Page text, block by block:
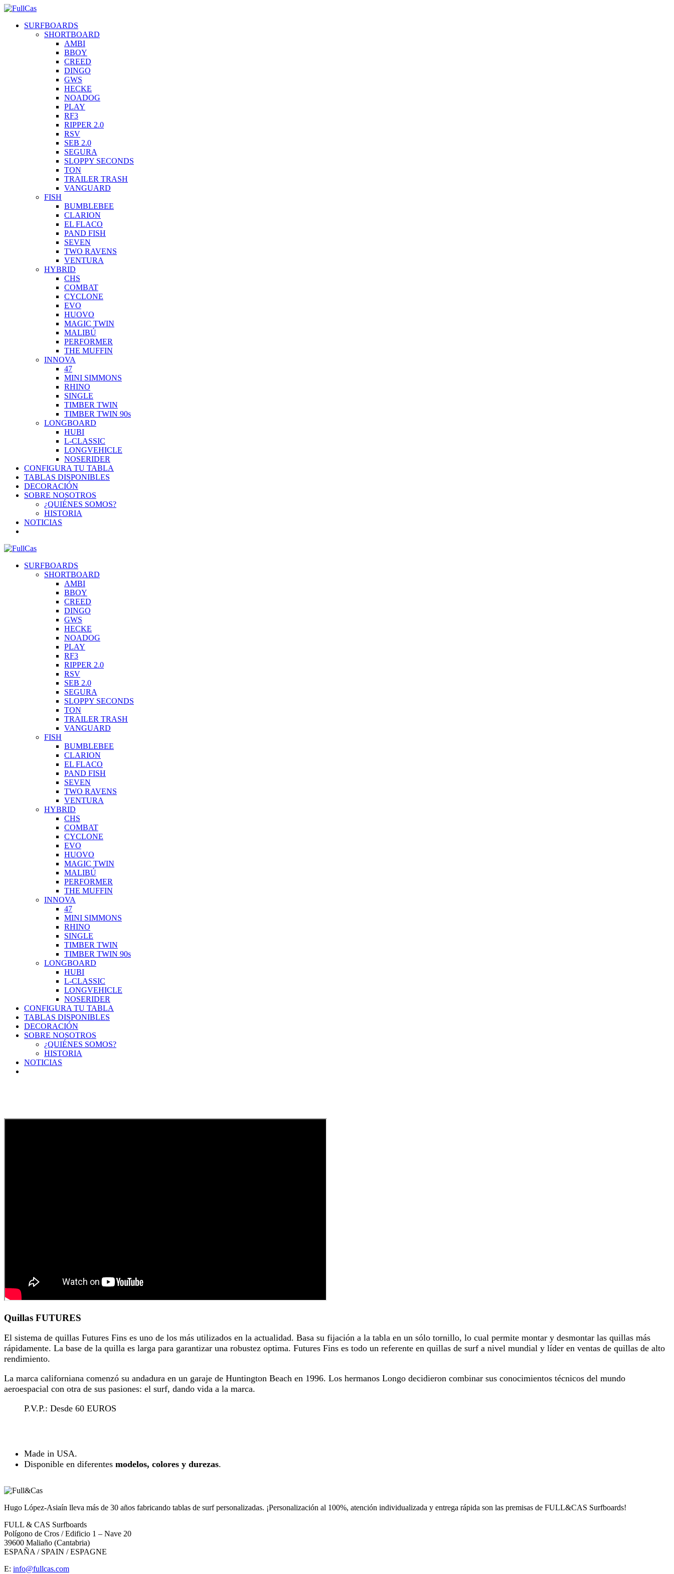
SURFBOARDS
SHORTBOARD
AMBI
BBOY
CREED
DINGO
GWS
HECKE
NOADOG
PLAY
RF3
RIPPER 2.0
RSV
SEB 2.0
SEGURA
SLOPPY SECONDS
TON
TRAILER TRASH
VANGUARD
FISH
BUMBLEBEE
CLARION
EL FLACO
PAND FISH
SEVEN
TWO RAVENS
VENTURA
HYBRID
CHS
COMBAT
CYCLONE
EVO
HUOVO
MAGIC TWIN
MALIBÚ
PERFORMER
THE MUFFIN
INNOVA
47
MINI SIMMONS
RHINO
SINGLE
TIMBER TWIN
TIMBER TWIN 90s
LONGBOARD
HUBI
L-CLASSIC
LONGVEHICLE
NOSERIDER
CONFIGURA TU TABLA
TABLAS DISPONIBLES
DECORACIÓN
SOBRE NOSOTROS
¿QUIÉNES SOMOS?
HISTORIA
NOTICIAS
SURFBOARDS
SHORTBOARD
AMBI
BBOY
CREED
DINGO
GWS
HECKE
NOADOG
PLAY
RF3
RIPPER 2.0
RSV
SEB 2.0
SEGURA
SLOPPY SECONDS
TON
TRAILER TRASH
VANGUARD
FISH
BUMBLEBEE
CLARION
EL FLACO
PAND FISH
SEVEN
TWO RAVENS
VENTURA
HYBRID
CHS
COMBAT
CYCLONE
EVO
HUOVO
MAGIC TWIN
MALIBÚ
PERFORMER
THE MUFFIN
INNOVA
47
MINI SIMMONS
RHINO
SINGLE
TIMBER TWIN
TIMBER TWIN 90s
LONGBOARD
HUBI
L-CLASSIC
LONGVEHICLE
NOSERIDER
CONFIGURA TU TABLA
TABLAS DISPONIBLES
DECORACIÓN
SOBRE NOSOTROS
¿QUIÉNES SOMOS?
HISTORIA
NOTICIAS
Quillas FUTURES
El sistema de quillas Futures Fins es uno de los más utilizados en la actualidad. Basa su fijación a la tabla en un sólo tornillo, lo cual permite montar y desmontar las quillas más
rápidamente. La base de la quilla es larga para garantizar una robustez optima. Futures Fins es todo un referente en quillas de surf a nivel mundial y líder en ventas de quillas de alto
rendimiento.
La marca californiana comenzó su andadura en un garaje de Huntington Beach en 1996. Los hermanos Longo decidieron combinar sus conocimientos técnicos del mundo
aeroespacial con otra de sus pasiones: el surf, dando vida a la marca.
P.V.P.: Desde 60 EUROS
Made in USA.
Disponible en diferentes modelos, colores y durezas.
Hugo López-Asiaín lleva más de 30 años fabricando tablas de surf personalizadas. ¡Personalización al 100%, atención individualizada y entrega rápida son las premisas de FULL&CAS Surfboards!
FULL & CAS Surfboards
Polígono de Cros / Edificio 1 – Nave 20
39600 Maliaño (Cantabria)
ESPAÑA / SPAIN / ESPAGNE
E: info@fullcas.com